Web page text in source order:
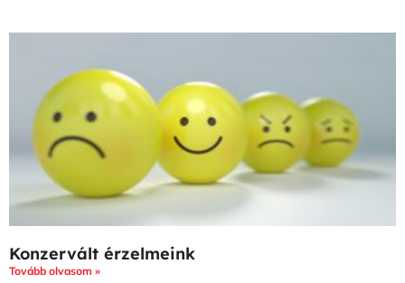
Konzervált érzelmeink
Tovább olvasom »